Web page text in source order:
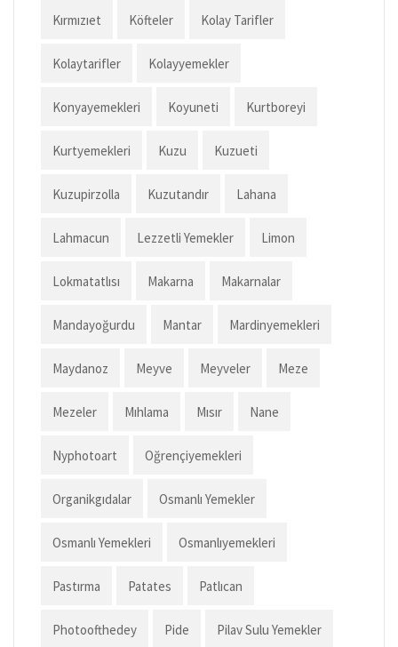
Kırmızıet Köfteler Kolay Tarifler
Kolaytarifler Kolayyemekler
Konyayemekleri Koyuneti Kurtboreyi
Kurtyemekleri Kuzu Kuzueti
Kuzupirzolla Kuzutandır Lahana
Lahmacun Lezzetli Yemekler Limon
Lokmatatlısı Makarna Makarnalar
Mandayoğurdu Mantar Mardinyemekleri
Maydanoz Meyve Meyveler Meze
Mezeler Mıhlama Mısır Nane
Nyphotoart Oğrençiyemekleri
Organikgıdalar Osmanlı Yemekler
Osmanlı Yemekleri Osmanlıyemekleri
Pastırma Patates Patlıcan
Photoofthedey Pide Pilav Sulu Yemekler